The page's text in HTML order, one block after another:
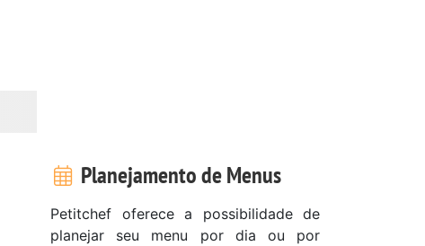
Planejamento de Menus
Petitchef oferece a possibilidade de
planejar seu menu por dia ou por